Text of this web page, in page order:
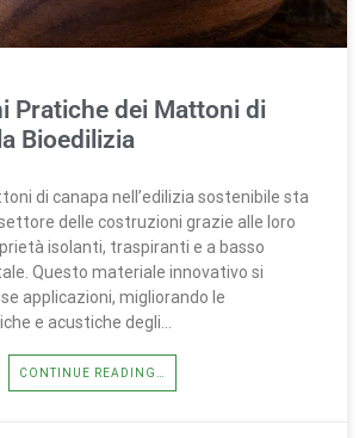
Pratiche dei Mattoni di
Bioedilizia
di canapa nell’edilizia sostenibile sta
delle costruzioni grazie alle loro
isolanti, traspiranti e a basso
Questo materiale innovativo si
applicazioni, migliorando le
e acustiche degli…
CONTINUE READING…